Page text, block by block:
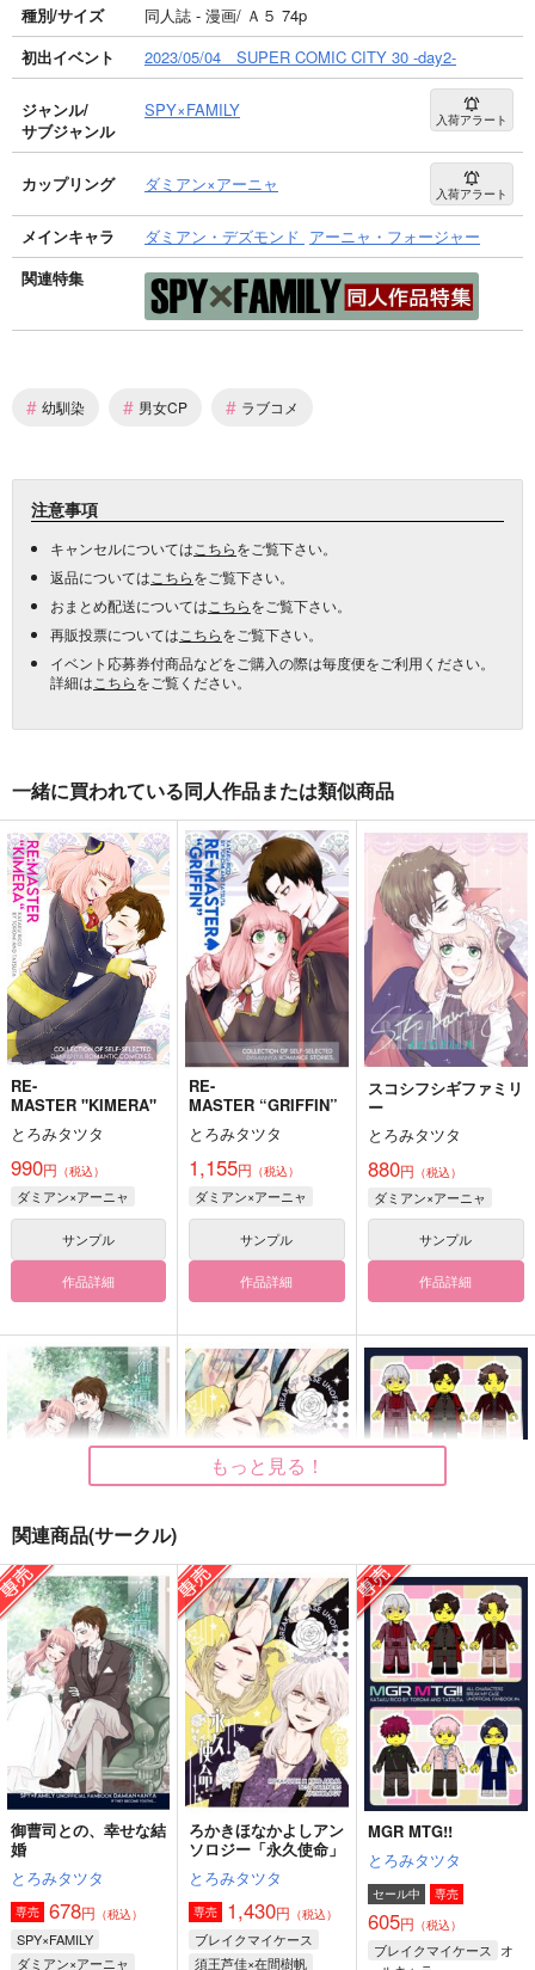
種別/サイズ
同人誌 - 漫画/ Ａ５ 74p
初出イベント
2023/05/04 SUPER COMIC CITY 30 -day2-
ジャンル/
サブジャンル
SPY×FAMILY 入荷アラート
カップリング ダミアン×アーニャ 入荷アラート
メインキャラ ダミアン・デズモンド アーニャ・フォージャー
関連特集
# 幼馴染 # 男女CP # ラブコメ
注意事項
キャンセルについては こちらをご覧下さい。
返品については こちらをご覧下さい。
おまとめ配送については こちらをご覧下さい。
再販投票については こちらをご覧下さい。
イベント応募券付商品などをご購入の際は毎度便をご利用ください。
詳細は こちらをご覧ください。
一緒に買われている同人作品または類似商品
RE-
MASTER "KIMERA"
とろみタツタ
990円 （税込）
ダミアン×アーニャ
サンプル
作品詳細
RE-
MASTER “GRIFFIN”
とろみタツタ
1,155円 （税込）
ダミアン×アーニャ
サンプル
作品詳細
スコシフシギファミリ
ー
とろみタツタ
880円 （税込）
ダミアン×アーニャ
サンプル
作品詳細
御曹司との、幸せな結
婚
とろみタツタ
678円（税込）
ダミアン×アーニャ
サンプル
作品詳細
ろかきほなかよしアン
ソロジー「永久使命」
とろみタツタ
1,430円（税込）
須王芦佳×在間樹帆
サンプル
作品詳細
MGR MTG!!
とろみタツタ
605円（税込）
オールキャラ
サンプル
作品詳細
もっと見る！
関連商品(サークル)
御曹司との、幸せな結
婚
とろみタツタ
専売 678円 （税込）
SPY×FAMILY
ダミアン×アーニャ
ろかきほなかよしアン
ソロジー「永久使命」
とろみタツタ
専売 1,430円 （税込）
ブレイクマイケース
須王芦佳×在間樹帆
MGR MTG!!
とろみタツタ
セール中 専売
605円 （税込）
ブレイクマイケース
オ